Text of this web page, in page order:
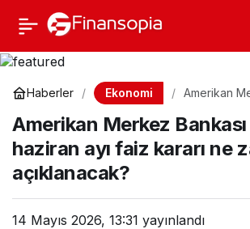
Haberler Ekonomi
Amerikan
ne zaman
Amerikan Merkez Bankası
haziran ayı faiz kararı ne
açıklanacak?
14 Mayıs 2026, 13:31 yayınlandı
Amerikan Merkez
Bankası (FED) haziran
açıklanacak?